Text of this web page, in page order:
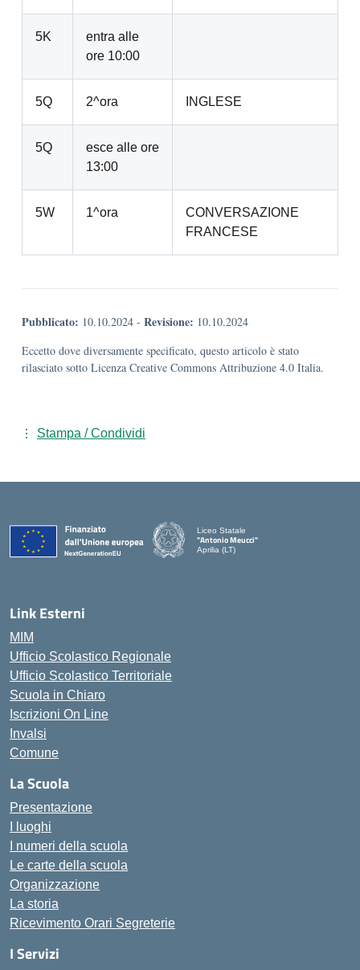
5K
entra alle
ore 10:00
5Q 2^ora INGLESE
5Q
esce alle ore
13:00
5W 1^ora
CONVERSAZIONE
FRANCESE
Pubblicato: 10.10.2024 - Revisione: 10.10.2024
Eccetto dove diversamente specificato, questo articolo è stato
rilasciato sotto Licenza Creative Commons Attribuzione 4.0 Italia.
Stampa / Condividi
Liceo Statale
"Antonio Meucci"
Aprilia (LT)
Link Esterni
MIM
Ufficio Scolastico Regionale
Ufficio Scolastico Territoriale
Scuola in Chiaro
Iscrizioni On Line
Invalsi
Comune
La Scuola
Presentazione
I luoghi
I numeri della scuola
Le carte della scuola
Organizzazione
La storia
Ricevimento Orari Segreterie
I Servizi